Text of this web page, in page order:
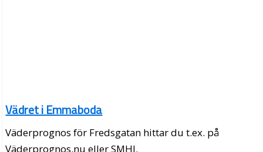
Vädret i Emmaboda
Väderprognos för Fredsgatan hittar du t.ex. på
Väderprognos.nu eller SMHI.